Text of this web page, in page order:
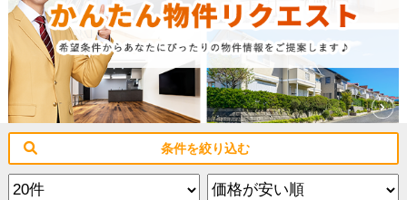
条件を絞り込む